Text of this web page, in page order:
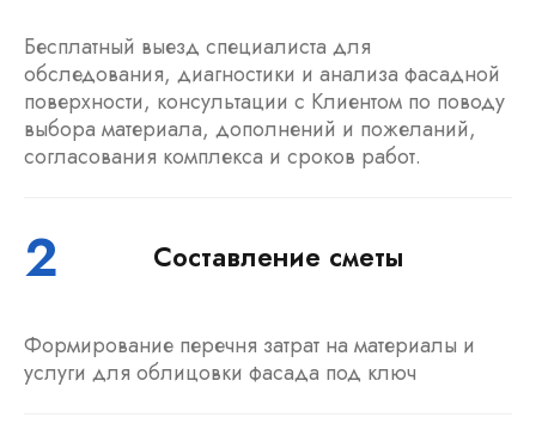
Бесплатный выезд специалиста для
обследования, диагностики и анализа фасадной
поверхности, консультации с Клиентом по поводу
выбора материала, дополнений и пожеланий,
согласования комплекса и сроков работ.
2 Составление сметы
Формирование перечня затрат на материалы и
услуги для облицовки фасада под ключ